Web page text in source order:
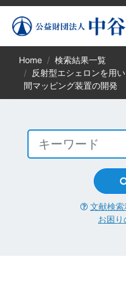
Home
検索結果一覧
反射型エシェロンを用
間マッピング装置の開発
文献検
お困り